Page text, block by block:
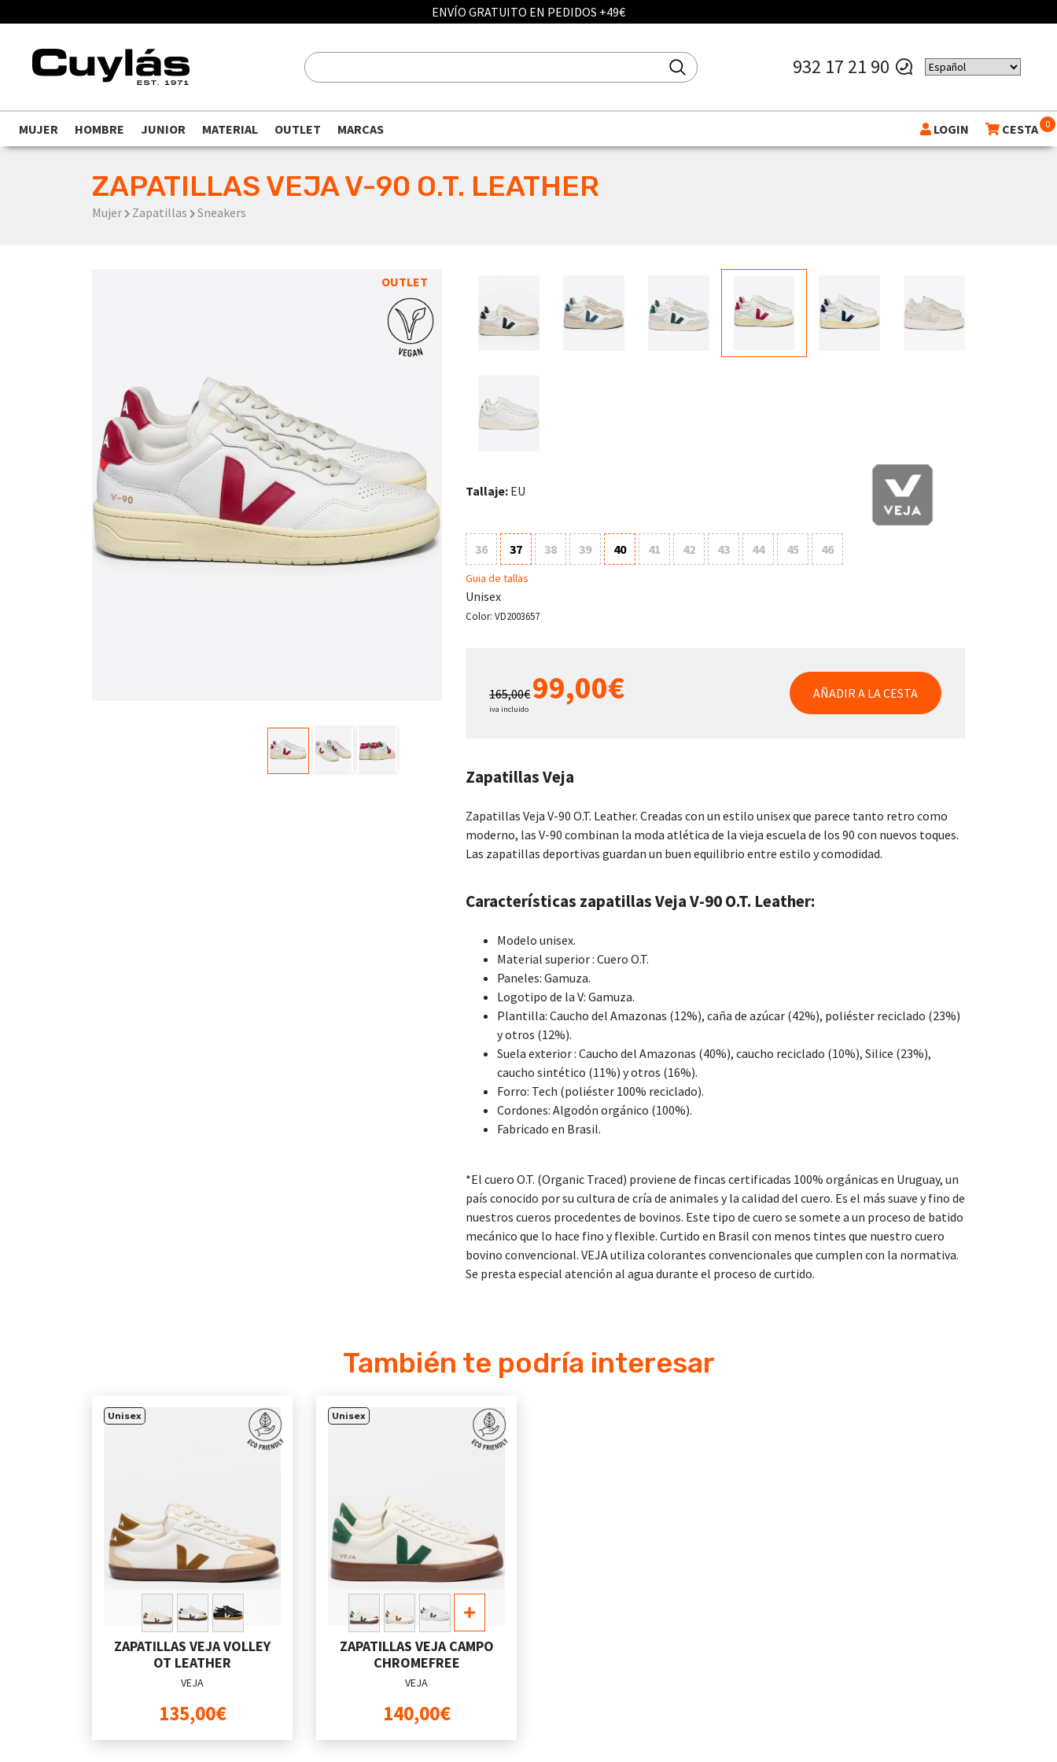
ENVÍO GRATUITO EN PEDIDOS +49€
932 17 21 90
MUJER HOMBRE JUNIOR MATERIAL OUTLET MARCAS LOGIN CESTA 0
ZAPATILLAS VEJA V-90 O.T. LEATHER
Mujer Zapatillas Sneakers
OUTLET
Tallaje: EU
36 37 38 39 40 41 42 43 44 45 46
Guia de tallas
Unisex
Color: VD2003657
165,00€ 99,00€
iva incluido
AÑADIR A LA CESTA
Zapatillas Veja
Zapatillas Veja V-90 O.T. Leather. Creadas con un estilo unisex que parece tanto retro como
moderno, las V-90 combinan la moda atlética de la vieja escuela de los 90 con nuevos toques.
Las zapatillas deportivas guardan un buen equilibrio entre estilo y comodidad.
Características zapatillas Veja V-90 O.T. Leather:
Modelo unisex.
Material superior : Cuero O.T.
Paneles: Gamuza.
Logotipo de la V: Gamuza.
Plantilla: Caucho del Amazonas (12%), caña de azúcar (42%), poliéster reciclado (23%)
y otros (12%).
Suela exterior : Caucho del Amazonas (40%), caucho reciclado (10%), Silice (23%),
caucho sintético (11%) y otros (16%).
Forro: Tech (poliéster 100% reciclado).
Cordones: Algodón orgánico (100%).
Fabricado en Brasil.
*El cuero O.T. (Organic Traced) proviene de fincas certificadas 100% orgánicas en Uruguay, un
país conocido por su cultura de cría de animales y la calidad del cuero. Es el más suave y fino de
nuestros cueros procedentes de bovinos. Este tipo de cuero se somete a un proceso de batido
mecánico que lo hace fino y flexible. Curtido en Brasil con menos tintes que nuestro cuero
bovino convencional. VEJA utiliza colorantes convencionales que cumplen con la normativa.
Se presta especial atención al agua durante el proceso de curtido.
También te podría interesar
Unisex
ZAPATILLAS VEJA VOLLEY
OT LEATHER
VEJA
135,00€
Unisex
ZAPATILLAS VEJA CAMPO
CHROMEFREE
VEJA
140,00€